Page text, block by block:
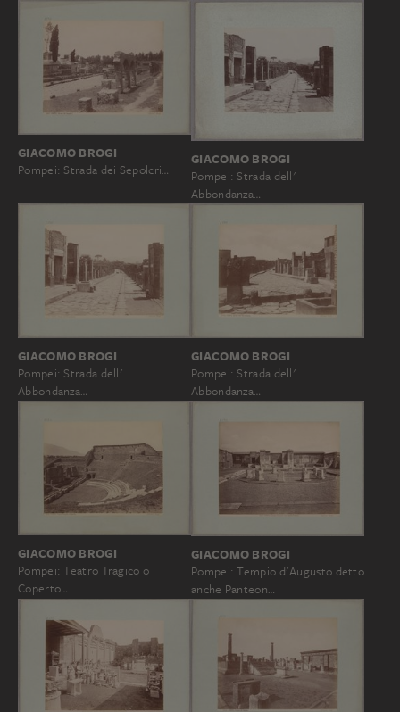
GIACOMO BROGI
Pompei: Strada dei Sepolcri…
GIACOMO BROGI
Pompei: Strada dell'
Abbondanza…
GIACOMO BROGI
Pompei: Strada dell'
Abbondanza…
GIACOMO BROGI
Pompei: Strada dell'
Abbondanza…
GIACOMO BROGI
Pompei: Teatro Tragico o
Coperto…
GIACOMO BROGI
Pompei: Tempio d'Augusto detto
anche Panteon…